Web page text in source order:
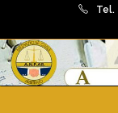
Tel.